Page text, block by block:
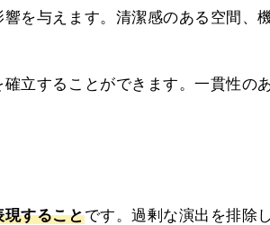
を与えます。清潔感のある空間
立することができます。一貫性
現することです。過剰な演出を排除